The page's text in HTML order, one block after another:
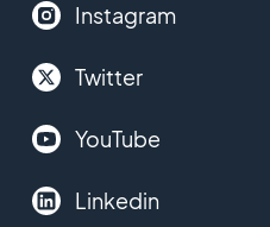
Instagram
Twitter
YouTube
Linkedin